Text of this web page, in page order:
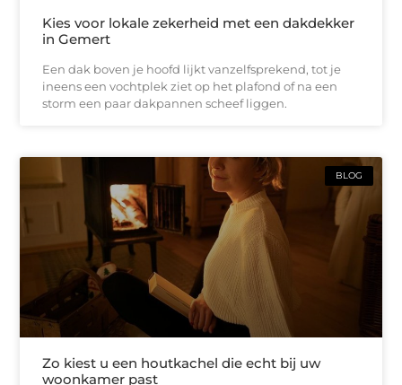
Kies voor lokale zekerheid met een dakdekker
in Gemert
Een dak boven je hoofd lijkt vanzelfsprekend, tot je
ineens een vochtplek ziet op het plafond of na een
storm een paar dakpannen scheef liggen.
BLOG
Zo kiest u een houtkachel die echt bij uw
woonkamer past